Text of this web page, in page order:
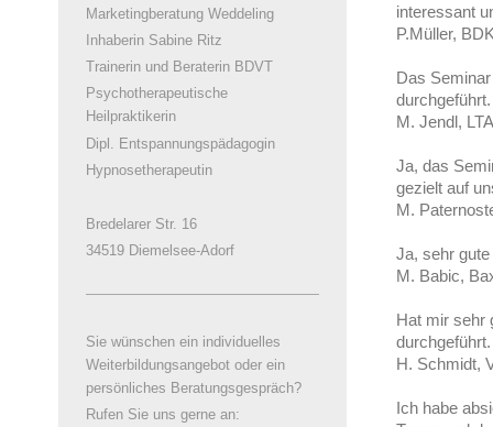
interessant
P.Müller,
Das
durchgeführt.
M. Jendl, LTA
Ja, das
gezielt auf
M.
Ja, sehr
M. Babic,
Hat mir sehr
durchgeführt.
H. Schmidt,
Ich habe
Marketingberatung Weddeling
Inhaberin Sabine Ritz
Trainerin und Beraterin BDVT
Psychotherapeutische
Heilpraktikerin
Dipl. Entspannungspädagogin
Hypnosetherapeutin
Bredelarer Str. 16
34519 Diemelsee-Adorf
Sie wünschen ein individuelles
Weiterbildungsangebot oder ein
persönliches Beratungsgespräch?
Rufen Sie uns gerne an: